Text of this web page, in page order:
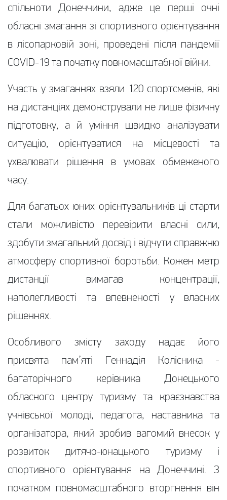
спільноти Донеччини, адже це перші очні
обласні змагання зі спортивного орієнтування
в лісопарковій зоні, проведені після пандемії
COVID-19 та початку повномасштабної війни.
Участь у змаганнях взяли 120 спортсменів, які
на дистанціях демонстрували не лише фізичну
підготовку, а й уміння швидко аналізувати
ситуацію, орієнтуватися на місцевості та
ухвалювати рішення в умовах обмеженого
часу.
Для багатьох юних орієнтувальників ці старти
стали можливістю перевірити власні сили,
здобути змагальний досвід і відчути справжню
атмосферу спортивної боротьби. Кожен метр
дистанції вимагав концентрації,
наполегливості та впевненості у власних
рішеннях.
Особливого змісту заходу надає його
присвята пам’яті Геннадія Колісника -
багаторічного керівника Донецького
обласного центру туризму та краєзнавства
учнівської молоді, педагога, наставника та
організатора, який зробив вагомий внесок у
розвиток дитячо-юнацького туризму і
спортивного орієнтування на Донеччині. З
початком повномасштабного вторгнення він